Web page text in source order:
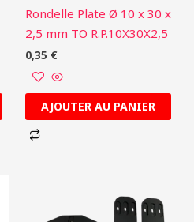
Rondelle Plate Ø 10 x 30 x
2,5 mm TO R.P.10X30X2,5
0,35 €
AJOUTER AU PANIER